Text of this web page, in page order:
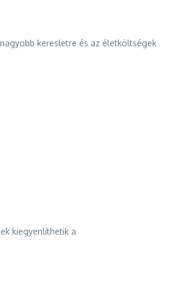
keresletre és az életköltségek
kiegyenlíthetik a